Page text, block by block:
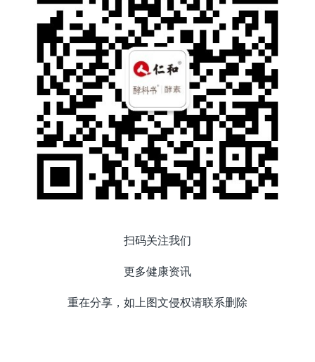
扫码关注我们
更多健康资讯
重在分享，如上图文侵权请联系删除